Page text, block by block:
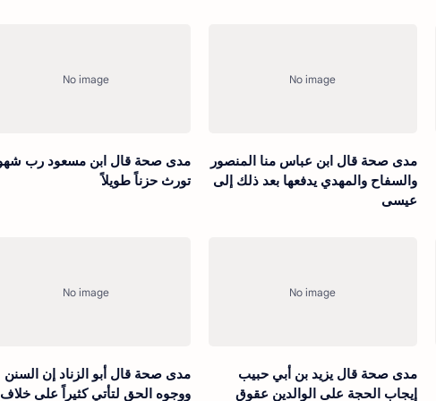
مدى صحة قال ابن عباس منا المنصور
والسفاح والمهدي يدفعها بعد ذلك إلى
عيسى
مدى صحة قال ابن مسعود رب
تورث حزناً طويلاً
مدى صحة قال يزيد بن أبي حبيب
إيجاب الحجة على الوالدين عقوق
مدى صحة قال أبو الزناد إن السنن
ووجوه الحق لتأتي كثيراً على خلاف